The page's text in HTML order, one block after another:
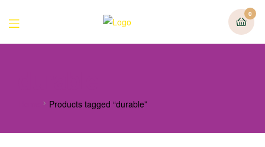
0
Products tagged “durable”